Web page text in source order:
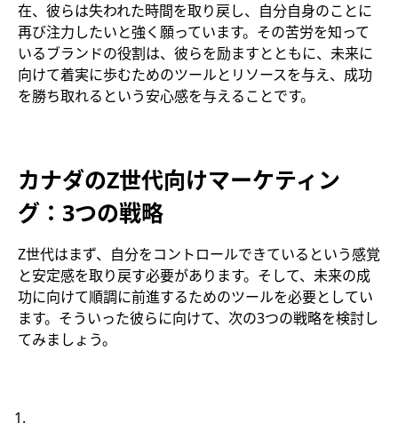
在、彼らは失われた時間を取り戻し、自分自身のことに
再び注力したいと強く願っています。その苦労を知って
いるブランドの役割は、彼らを励ますとともに、未来に
向けて着実に歩むためのツールとリソースを与え、成功
を勝ち取れるという安心感を与えることです。
カナダのZ世代向けマーケティン
グ：3つの戦略
Z世代はまず、自分をコントロールできているという感覚
と安定感を取り戻す必要があります。そして、未来の成
功に向けて順調に前進するためのツールを必要としてい
ます。そういった彼らに向けて、次の3つの戦略を検討し
てみましょう。